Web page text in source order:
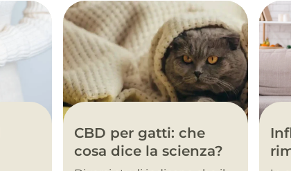
CBD per gatti: che
cosa dice la scienza?